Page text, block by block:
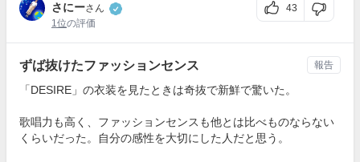
さにーさん
1位の評価
43
ずば抜けたファッションセンス
「DESIRE」の衣装を見たときは奇抜で新鮮で驚いた。
歌唱力も高く、ファッションセンスも他とは比べものならない
くらいだった。自分の感性を大切にした人だと思う。
報告